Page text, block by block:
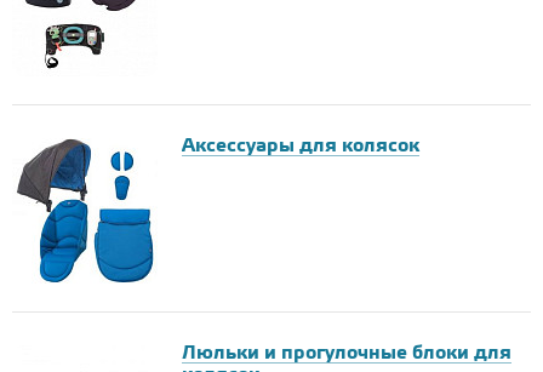
Аксессуары для колясок
Люльки и прогулочные блоки для